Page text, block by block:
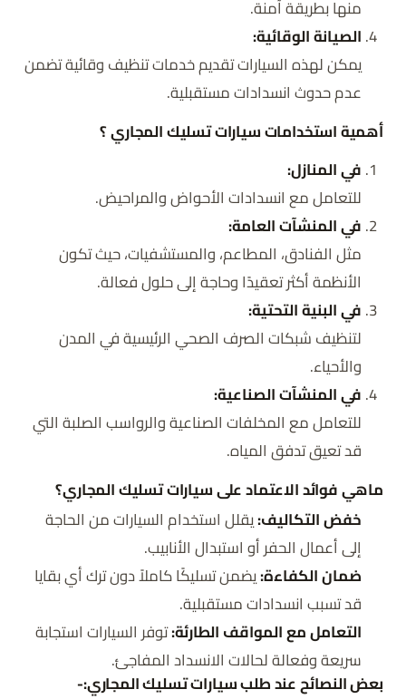
منها بطريقة آمنة.
الصيانة الوقائية:
يمكن لهذه السيارات تقديم خدمات تنظيف وقائية تضمن
عدم حدوث انسدادات مستقبلية.
أهمية استخدامات سيارات تسليك المجاري ؟
في المنازل:
للتعامل مع انسدادات الأحواض والمراحيض.
في المنشآت العامة:
مثل الفنادق، المطاعم، والمستشفيات، حيث تكون
الأنظمة أكثر تعقيدًا وحاجة إلى حلول فعالة.
في البنية التحتية:
لتنظيف شبكات الصرف الصحي الرئيسية في المدن
والأحياء.
في المنشآت الصناعية:
للتعامل مع المخلفات الصناعية والرواسب الصلبة التي
قد تعيق تدفق المياه.
ماهي فوائد الاعتماد على سيارات تسليك المجاري؟
خفض التكاليف:يقلل استخدام السيارات من الحاجة
إلى أعمال الحفر أو استبدال الأنابيب.
ضمان الكفاءة:يضمن تسليكًا كاملاً دون ترك أي بقايا
قد تسبب انسدادات مستقبلية.
التعامل مع المواقف الطارئة:توفر السيارات استجابة
سريعة وفعالة لحالات الانسداد المفاجئ.
بعض النصائح عند طلب سيارات تسليك المجاري:-